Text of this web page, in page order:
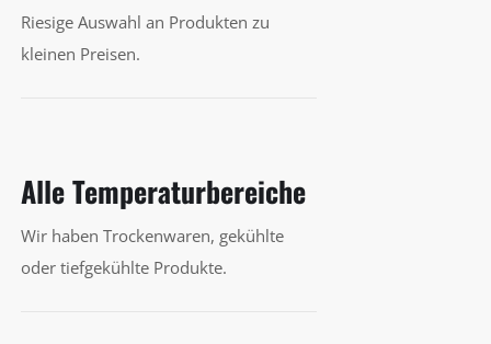
Riesige Auswahl an Produkten zu
kleinen Preisen.
Alle Temperaturbereiche
Wir haben Trockenwaren, gekühlte
oder tiefgekühlte Produkte.